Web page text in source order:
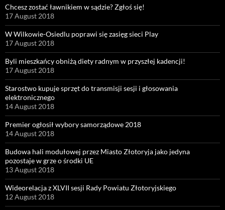
Chcesz zostać ławnikiem w sądzie? Zgłoś się!
17 August 2018
W Wilkowie-Osiedlu poprawi się zasięg sieci Play
17 August 2018
Byli mieszkańcy obniżą diety radnym w przyszłej kadencji!
17 August 2018
Starostwo kupuje sprzęt do transmisji sesji i głosowania
elektronicznego
14 August 2018
Premier ogłosił wybory samorządowe 2018
14 August 2018
Budowa hali modułowej przez Miasto Złotoryja jako jedyna
pozostaje w grze o środki UE
13 August 2018
Wideorelacja z XLVII sesji Rady Powiatu Złotoryjskiego
12 August 2018